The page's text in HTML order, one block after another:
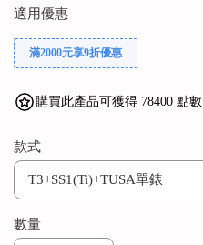
適用優惠
滿2000元享9折優惠
購買此產品可獲得 78400 點數
款式
數量